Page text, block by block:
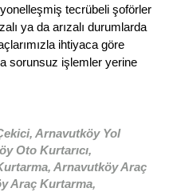
tecrübeli şoförler
ya da arızalı durumlarda
ihtiyaca göre
sorunsuz işlemler yerine
Arnavutköy Yol
Oto Kurtarıcı,
Arnavutköy Araç
Araç Kurtarma,